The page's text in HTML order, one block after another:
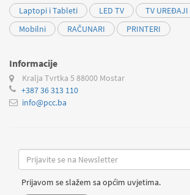
Laptopi i Tableti
LED TV TV UREĐAJI
Mobilni
RAČUNARI PRINTERI
Informacije
Kralja Tvrtka 5 88000 Mostar
+387 36 313 110
info@pcc.ba
Prijavom se slažem sa općim uvjetima.